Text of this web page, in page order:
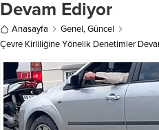
Devam Ediyor
Anasayfa Genel,Güncel
Çevre Kirliliğine Yönelik Denetimler